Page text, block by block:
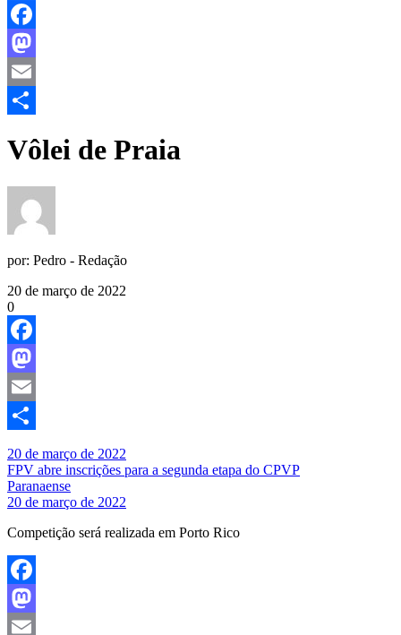
Facebook
Mastodon
Email
Vôlei de Praia
por: Pedro - Redação
20 de março de 2022
0
Facebook
Mastodon
Email
20 de março de 2022
FPV abre inscrições para a segunda etapa do CPVP
Paranaense
20 de março de 2022
Competição será realizada em Porto Rico
Facebook
Mastodon